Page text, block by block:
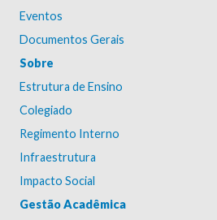
Eventos
Documentos Gerais
Sobre
Estrutura de Ensino
Colegiado
Regimento Interno
Infraestrutura
Impacto Social
Gestão Acadêmica